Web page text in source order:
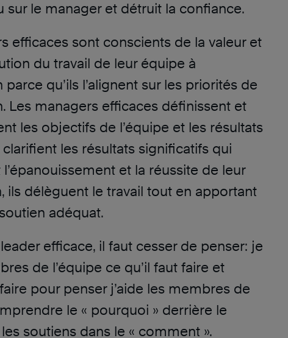
sur le manager et détruit la confiance.
efficaces sont conscients de la valeur et
du travail de leur équipe à
parce qu’ils l’alignent sur les priorités de
Les managers efficaces définissent et
les objectifs de l’équipe et les résultats
clarifient les résultats significatifs qui
et la réussite de leur
ils délèguent le travail tout en apportant
adéquat.
efficace, il faut cesser de penser: je
de l’équipe ce qu’il faut faire et
pour penser j’aide les membres de
le « pourquoi » derrière le
soutiens dans le « comment ».